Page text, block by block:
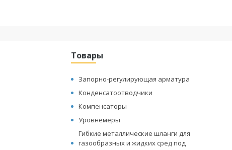
Товары
Запорно-регулирующая арматура
Конденсатоотводчики
Компенсаторы
Уровнемеры
Гибкие металлические шланги для
газообразных и жидких сред под